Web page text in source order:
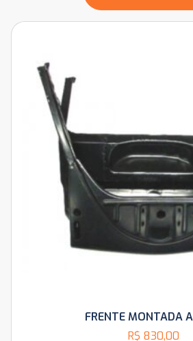
FRENTE MONTADA
R$ 830,00